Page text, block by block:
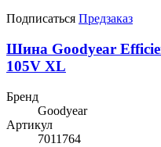
Подписаться Предзаказ
Шина Goodyear
105V XL
Бренд
Goodyear
Артикул
7011764